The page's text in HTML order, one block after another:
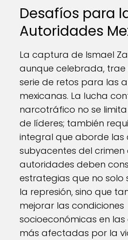
Desafíos para
Autoridades
La captura de Ismael
aunque celebrada, trae
serie de retos para las
mexicanas. La lucha
narcotráfico no se
de líderes; también
integral que aborde las
subyacentes del crimen
autoridades deben
estrategias que no solo
la represión, sino que
mejorar las condiciones
socioeconómicas en
más afectadas por la